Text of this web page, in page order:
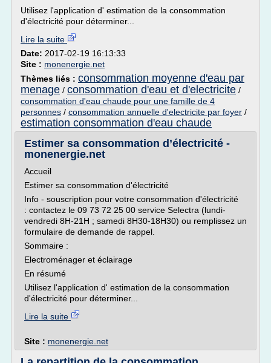
Utilisez l'application d' estimation de la consommation
d'électricité pour déterminer...
Lire la suite
Date: 2017-02-19 16:13:33
Site : monenergie.net
Thèmes liés : consommation moyenne d'eau par
menage / consommation d'eau et d'electricite /
consommation d'eau chaude pour une famille de 4
personnes / consommation annuelle d'electricite par foyer /
estimation consommation d'eau chaude
Estimer sa consommation d’électricité -
monenergie.net
Accueil
Estimer sa consommation d'électricité
Info - souscription pour votre consommation d'électricité
: contactez le 09 73 72 25 00 service Selectra (lundi-
vendredi 8H-21H ; samedi 8H30-18H30) ou remplissez un
formulaire de demande de rappel.
Sommaire :
Electroménager et éclairage
En résumé
Utilisez l'application d' estimation de la consommation
d'électricité pour déterminer...
Lire la suite
Site : monenergie.net